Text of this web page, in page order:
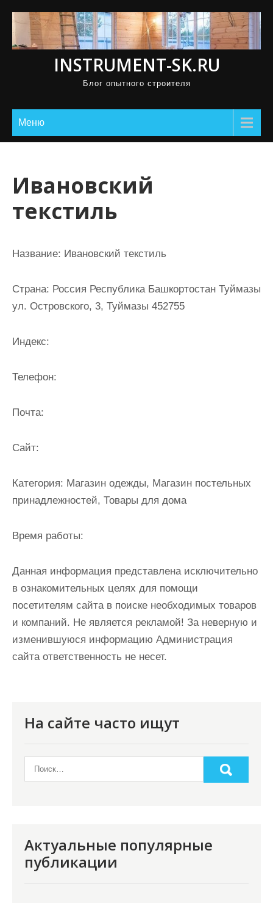
ь
INSTRUMENT-SK.RU
Блог опытного строителя
Меню
Ивановский
текстиль
Название: Ивановский текстиль
Страна: Россия Республика Башкортостан Туймазы
ул. Островского, 3, Туймазы 452755
Индекс:
Телефон:
Почта:
Cайт:
Категория: Магазин одежды, Магазин постельных
принадлежностей, Товары для дома
Время работы:
Данная информация представлена исключительно
в ознакомительных целях для помощи
посетителям сайта в поиске необходимых товаров
и компаний. Не является рекламой! За неверную и
изменившуюся информацию Администрация
сайта ответственность не несет.
На сайте часто ищут
Актуальные популярные
публикации